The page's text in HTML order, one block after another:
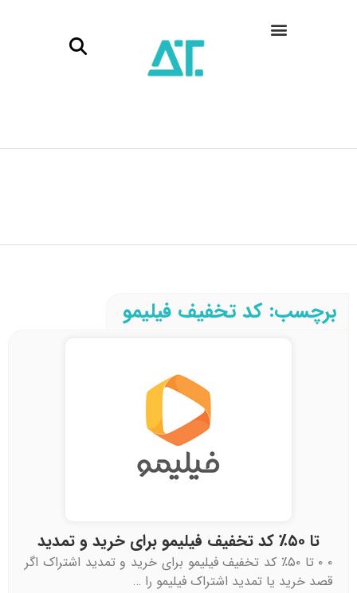
برچسب: کد تخفیف فیلیمو
تا ۵۰٪ کد تخفیف فیلیمو برای خرید و تمدید
۰ ۰ تا ۵۰٪ کد تخفیف فیلیمو برای خرید و تمدید اشتراک اگر
قصد خرید یا تمدید اشتراک فیلیمو را …